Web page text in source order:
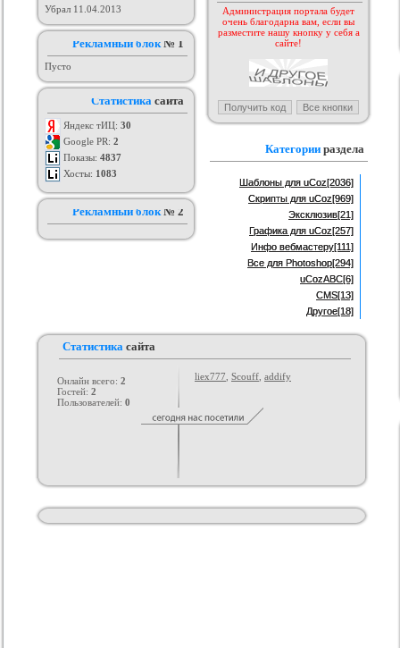
GamingOff
Игровые
РИП шаблона сайта TFiles для
ucoz
Категория :Игровые
Шаблон BsGame для uCoz
Категория :
Убрал 11.04.2013
Рекламный блок№ 1
Пусто
Статистика сайта
Яндекс тИЦ: 30
Google PR: 2
Показы: 4837
Хосты: 1083
Рекламный блок№ 2
Администрация портала будет
очень благодарна вам, если вы
разместите нашу кнопку у себя а
сайте!
Категории раздела
Шаблоны для uCoz[2036]
Скрипты для uCoz[969]
Эксклюзив[21]
Графика для uCoz[257]
Инфо вебмастеру[111]
Все для Photoshop[294]
uCozABC[6]
CMS[13]
Другое[18]
Статистика сайта
Онлайн всего: 2
Гостей: 2
Пользователей: 0
liex777 Scouff addify